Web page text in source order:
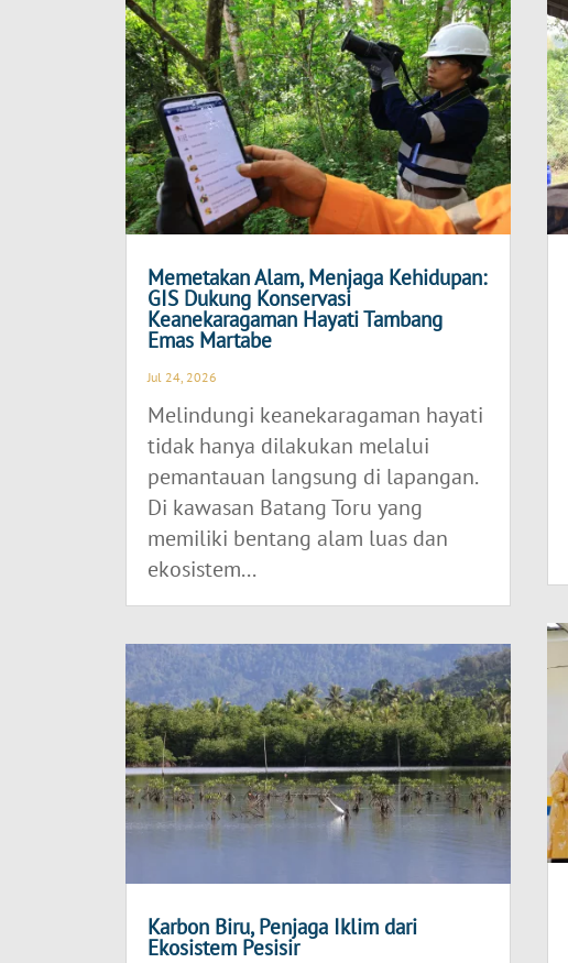
Memetakan Alam, Menjaga Kehidupan:
GIS Dukung Konservasi
Keanekaragaman Hayati Tambang
Emas Martabe
Jul 24, 2026
Melindungi keanekaragaman hayati
tidak hanya dilakukan melalui
pemantauan langsung di lapangan.
Di kawasan Batang Toru yang
memiliki bentang alam luas dan
ekosistem...
Karbon Biru, Penjaga Iklim dari
Ekosistem Pesisir